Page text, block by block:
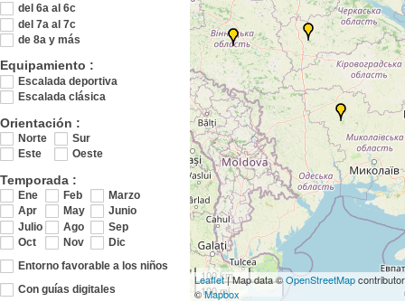
del 6a al 6c
del 7a al 7c
de 8a y más
Equipamiento :
Escalada deportiva
Escalada clásica
Orientación :
Norte
Sur
Este
Oeste
Temporada :
Ene Feb
Marzo
Apr
May
Junio
Julio
Ago
Sep
Oct
Nov
Dic
Entorno favorable a los niños
Con guías digitales
100 km
100 mi
Leaflet| Map data ©OpenStreetMap
©Mapbox